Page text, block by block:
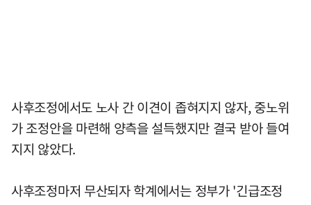
사후조정에서도 노사 간 이견이 좁혀지지 않자, 중노위
가 조정안을 마련해 양측을 설득했지만 결국 받아 들여
지지 않았다.
사후조정마저 무산되자 학계에서는 정부가 '긴급조정